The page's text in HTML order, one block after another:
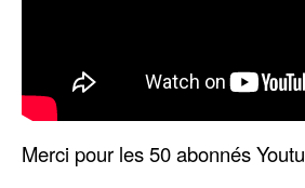
Merci pour les 50 abonnés